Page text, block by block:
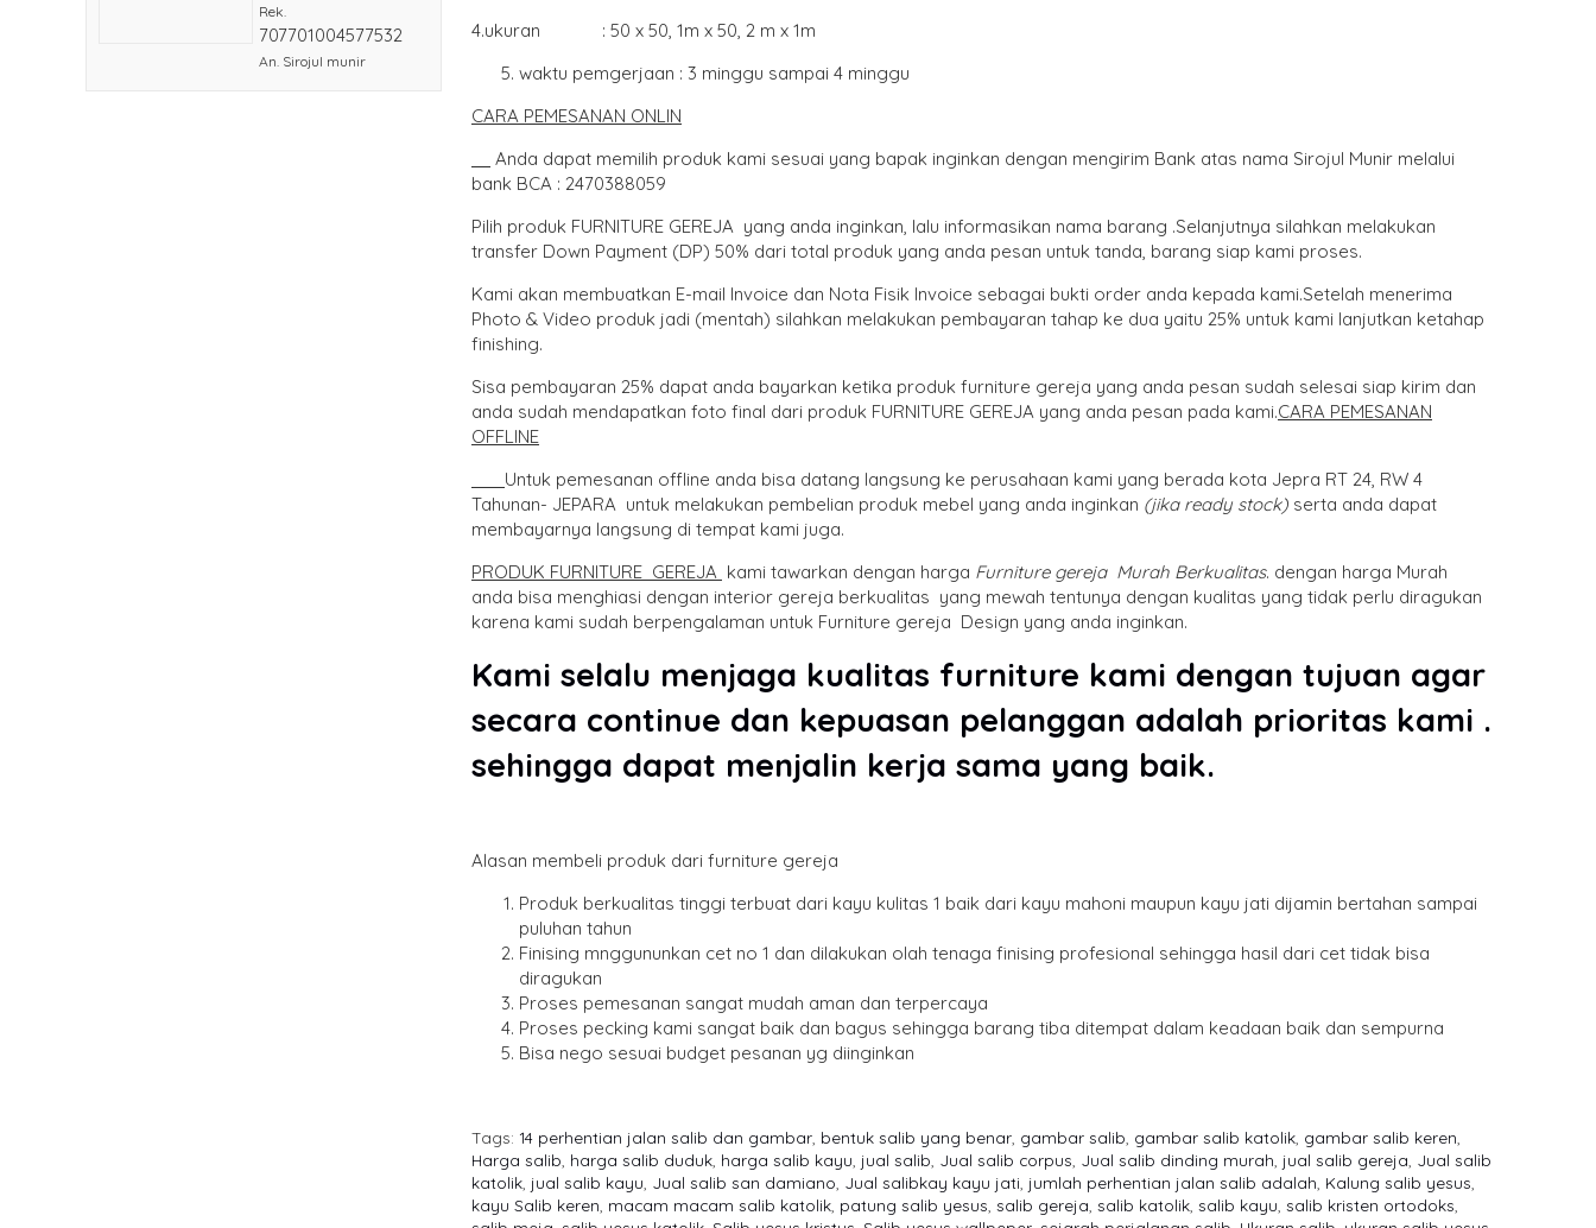
4.ukuran : 50 x 50, 1m x 50, 2 m x 1m
waktu pemgerjaan : 3 minggu sampai 4 minggu
CARA PEMESANAN ONLIN
Anda dapat memilih produk kami sesuai yang bapak inginkan dengan mengirim Bank atas nama Sirojul Munir melalui
bank BCA : 2470388059
Pilih produk FURNITURE GEREJA yang anda inginkan, lalu informasikan nama barang .Selanjutnya silahkan melakukan
transfer Down Payment (DP) 50% dari total produk yang anda pesan untuk tanda, barang siap kami proses.
Kami akan membuatkan E-mail Invoice dan Nota Fisik Invoice sebagai bukti order anda kepada kami.Setelah menerima
Photo & Video produk jadi (mentah) silahkan melakukan pembayaran tahap ke dua yaitu 25% untuk kami lanjutkan ketahap
finishing.
Sisa pembayaran 25% dapat anda bayarkan ketika produk furniture gereja yang anda pesan sudah selesai siap kirim dan
anda sudah mendapatkan foto final dari produk FURNITURE GEREJA yang anda pesan pada kami.CARA PEMESANAN
OFFLINE
Untuk pemesanan offline anda bisa datang langsung ke perusahaan kami yang berada kota Jepra RT 24, RW 4
Tahunan- JEPARA untuk melakukan pembelian produk mebel yang anda inginkan (jika ready stock) serta anda dapat
membayarnya langsung di tempat kami juga.
PRODUK FURNITURE GEREJA kami tawarkan dengan harga Furniture gereja Murah Berkualitas. dengan harga Murah
anda bisa menghiasi dengan interior gereja berkualitas yang mewah tentunya dengan kualitas yang tidak perlu diragukan
karena kami sudah berpengalaman untuk Furniture gereja Design yang anda inginkan.
Kami selalu menjaga kualitas furniture kami dengan tujuan agar
secara continue dan kepuasan pelanggan adalah prioritas kami .
sehingga dapat menjalin kerja sama yang baik.
Alasan membeli produk dari furniture gereja
Produk berkualitas tinggi terbuat dari kayu kulitas 1 baik dari kayu mahoni maupun kayu jati dijamin bertahan sampai
puluhan tahun
Finising mnggununkan cet no 1 dan dilakukan olah tenaga finising profesional sehingga hasil dari cet tidak bisa
diragukan
Proses pemesanan sangat mudah aman dan terpercaya
Proses pecking kami sangat baik dan bagus sehingga barang tiba ditempat dalam keadaan baik dan sempurna
Bisa nego sesuai budget pesanan yg diinginkan
Tags: 14 perhentian jalan salib dan gambar bentuk salib yang benar gambar salib gambar salib katolik gambar salib keren
Harga salib harga salib duduk harga salib kayu jual salib Jual salib corpus Jual salib dinding murah jual salib gereja Jual salib
katolik jual salib kayu Jual salib san damiano Jual salibkay kayu jati jumlah perhentian jalan salib adalah Kalung salib yesus
kayu Salib keren macam macam salib katolik patung salib yesus salib gereja salib katolik salib kayu salib kristen ortodoks
Rek.
707701004577532
An. Sirojul munir